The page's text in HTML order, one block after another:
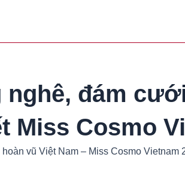
đám
Miss Cosmo
vũ Việt Nam – Miss Cosmo